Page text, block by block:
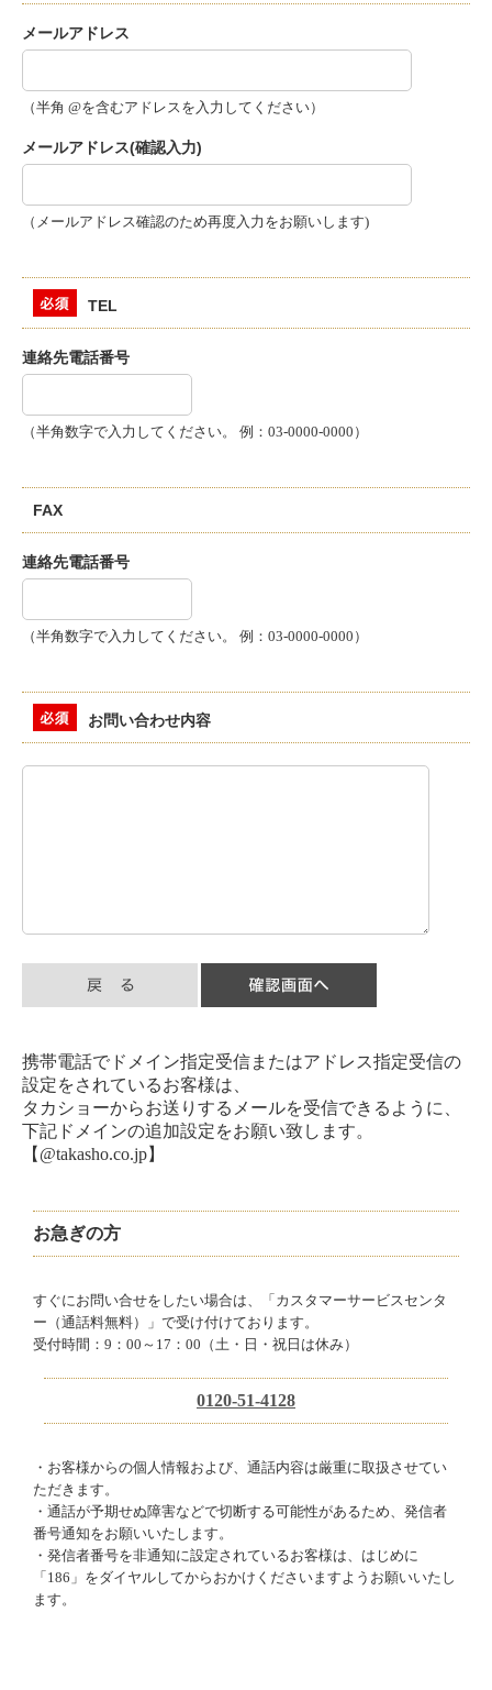
メールアドレス
（半角 @を含むアドレスを入力してください）
メールアドレス(確認入力)
（メールアドレス確認のため再度入力をお願いします)
TEL
連絡先電話番号
（半角数字で入力してください。 例：03-0000-0000）
FAX
連絡先電話番号
（半角数字で入力してください。 例：03-0000-0000）
お問い合わせ内容
携帯電話でドメイン指定受信またはアドレス指定受信の
設定をされているお客様は、
タカショーからお送りするメールを受信できるように、
下記ドメインの追加設定をお願い致します。
【@takasho.co.jp】
お急ぎの方
すぐにお問い合せをしたい場合は、「カスタマーサービスセンタ
ー（通話料無料）」で受け付けております。
受付時間：9：00～17：00（土・日・祝日は休み）
0120-51-4128
・お客様からの個人情報および、通話内容は厳重に取扱させてい
ただきます。
・通話が予期せぬ障害などで切断する可能性があるため、発信者
番号通知をお願いいたします。
・発信者番号を非通知に設定されているお客様は、はじめに
「186」をダイヤルしてからおかけくださいますようお願いいたし
ます。